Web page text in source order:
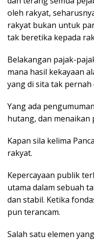
oleh rakyat,
rakyat bukan untuk
tak beretika kepada
Belakangan pajak-
mana hasil kekayaan
yang di sita tak pernah
Yang ada
hutang, dan menaikan
Kapan sila kelima
rakyat.
Kepercayaan publik
utama dalam sebuah
dan stabil. Ketika
pun terancam.
Salah satu elemen